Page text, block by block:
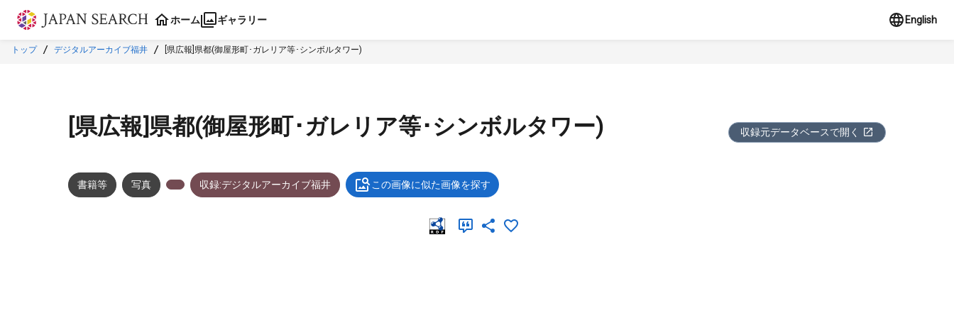
本文に飛ぶ
ホーム ギャラリー English
トップ デジタルアーカイブ福井 [県広報]県都(御屋形町･ガレリア等･シンボルタワー)
[県広報]県都(御屋形町･ガレリア等･シンボルタワー) 収録元データベースで開く
書籍等 写真 収録:デジタルアーカイブ福井 この画像に似た画像を探す